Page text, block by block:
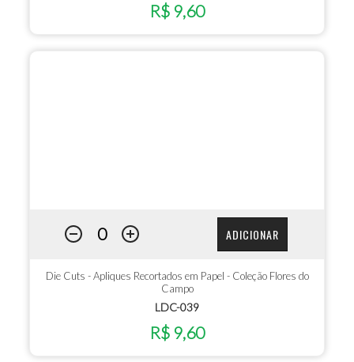
R$ 9,60
ADICIONAR
Die Cuts - Apliques Recortados em Papel - Coleção Flores do
Campo
LDC-039
R$ 9,60